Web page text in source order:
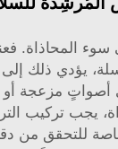
المحاذاة.
يؤدي ذلك إلى
مزعجة أو
يجب تركيب
للتحقق من